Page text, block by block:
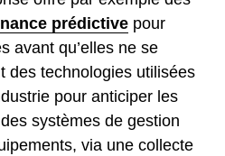
prédictive pour
avant qu’elles ne se
des technologies utilisées
pour anticiper les
systèmes de gestion
via une collecte